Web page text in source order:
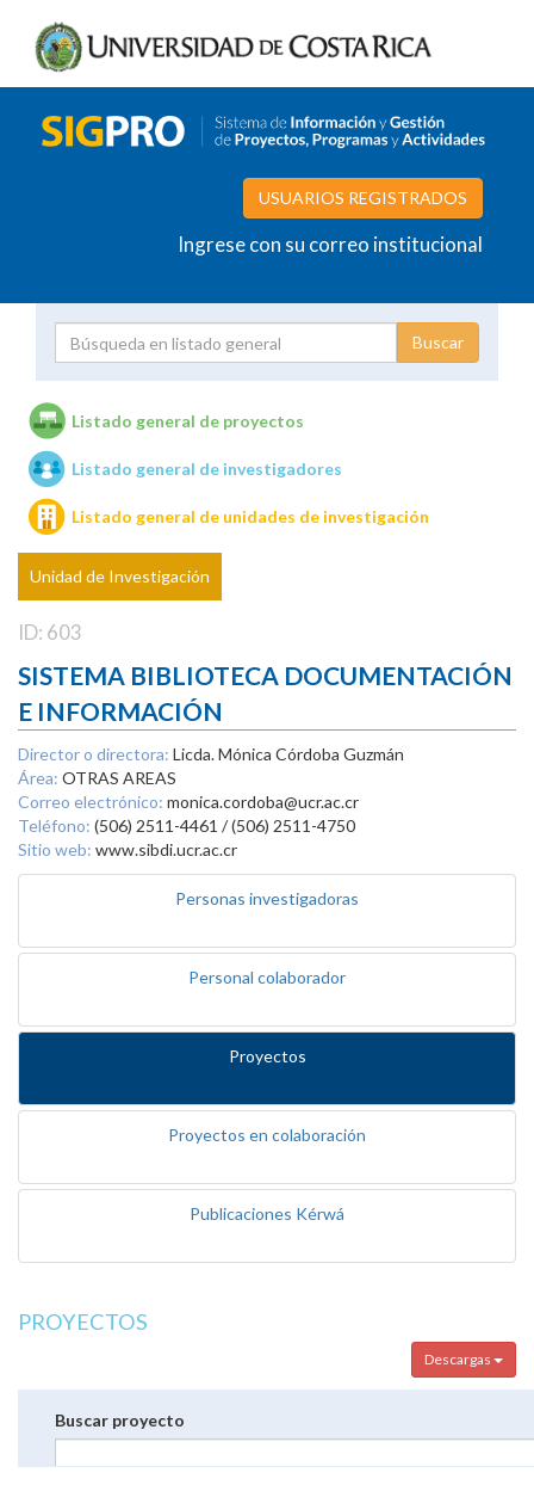
USUARIOS REGISTRADOS
Ingrese con su correo institucional
Unidades de investigación
Listado general de proyectos
Listado general de investigadores
Listado general de unidades de investigación
Unidad de Investigación
ID: 603
SISTEMA BIBLIOTECA DOCUMENTACIÓN
E INFORMACIÓN
Director o directora: Licda. Mónica Córdoba Guzmán
Área: OTRAS AREAS
Correo electrónico: monica.cordoba@ucr.ac.cr
Teléfono: (506) 2511-4461 / (506) 2511-4750
Sitio web: www.sibdi.ucr.ac.cr
Personas investigadoras
Personal colaborador
Proyectos
Proyectos en colaboración
Publicaciones Kérwá
PROYECTOS
Descargas
Buscar proyecto